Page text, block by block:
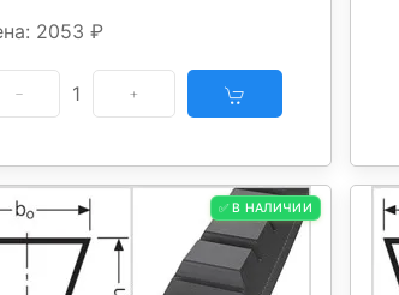
2053 ₽
1
✅ В НАЛИЧИИ